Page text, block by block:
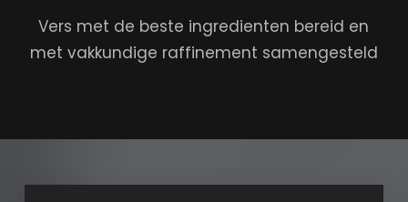
Vers met de beste ingredienten bereid en
met vakkundige raffinement samengesteld